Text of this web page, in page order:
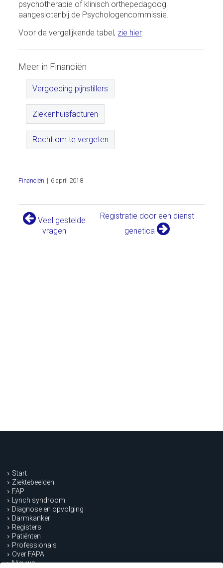
psychotherapie of klinisch orthepedagoog
aangeslotenbij de Psychologencommissie.
Voor de vergelijkende tabel, zie hier.
Meer in Financiën
Vergoeding pijnstillers
Ziekenhuisfacturen
Recht om te vergeten
Financiën | 6 april 2018
Veel gestelde
vragen
Registratie door een dienst
genetica
Start
Ziektebeelden
FAP
Lynch syndroom
Diagnose en opvolging
Darmkanker
Registers
Patiënten
Professionals
Over FAPA
Nieuws